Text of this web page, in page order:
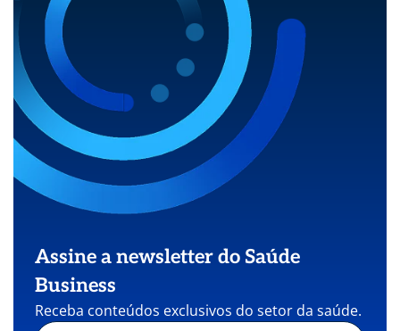
Assine a newsletter do Saúde
Business
Receba conteúdos exclusivos do setor da saúde.